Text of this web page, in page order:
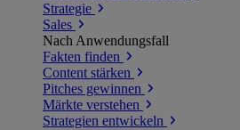
Strategie
Sales
Nach Anwendungsfall
Fakten finden
Content stärken
Pitches gewinnen
Märkte verstehen
Strategien entwickeln